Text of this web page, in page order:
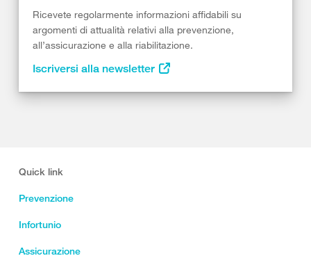
Ricevete regolarmente informazioni affidabili su
argomenti di attualità relativi alla prevenzione,
all’assicurazione e alla riabilitazione.
Iscriversi alla newsletter
Quick link
Prevenzione
Infortunio
Assicurazione